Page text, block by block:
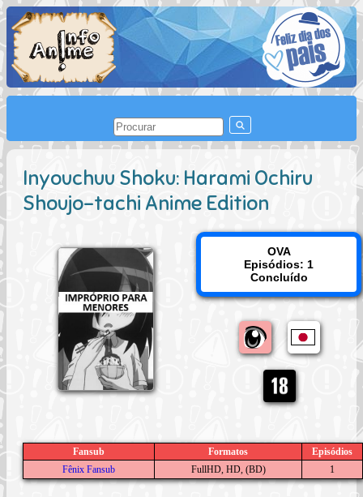
Inyouchuu Shoku: Harami Ochiru
Shoujo-tachi Anime Edition
OVA
Episódios: 1
Concluído
Fansub Formatos
Episódios
Fênix Fansub
FullHD, HD, (BD) 1